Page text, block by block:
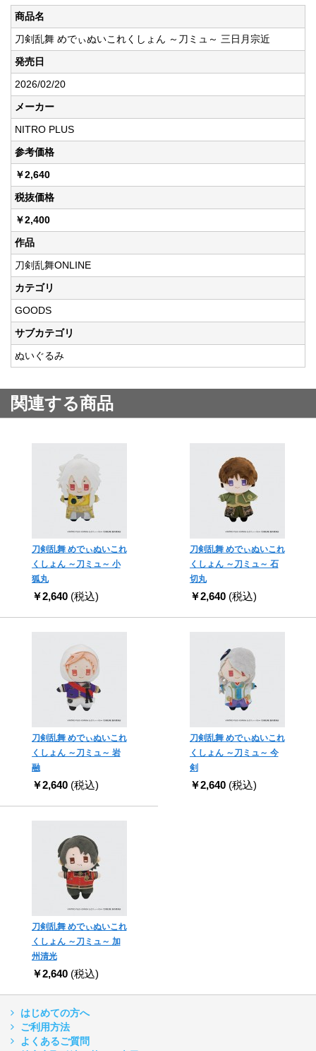
商品名
刀剣乱舞 めでぃぬいこれくしょん ～刀ミュ～ 三日月宗近
発売日
2026/02/20
メーカー
NITRO PLUS
参考価格
￥2,640
税抜価格
￥2,400
作品
刀剣乱舞ONLINE
カテゴリ
GOODS
サブカテゴリ
ぬいぐるみ
関連する商品
刀剣乱舞 めでぃぬいこれ
くしょん ～刀ミュ～ 小
狐丸
￥2,640 (税込)
刀剣乱舞 めでぃぬいこれ
くしょん ～刀ミュ～ 石
切丸
￥2,640 (税込)
刀剣乱舞 めでぃぬいこれ
くしょん ～刀ミュ～ 岩
融
￥2,640 (税込)
刀剣乱舞 めでぃぬいこれ
くしょん ～刀ミュ～ 今
剣
￥2,640 (税込)
刀剣乱舞 めでぃぬいこれ
くしょん ～刀ミュ～ 加
州清光
￥2,640 (税込)
はじめての方へ
ご利用方法
よくあるご質問